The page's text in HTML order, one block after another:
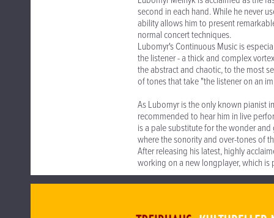
second in each hand. While he never
ability allows him to present
normal concert techniques.
Lubomyr's Continuous Music is
the listener - a thick and complex
the abstract and chaotic, to the most
of tones that take "the listener on an
As Lubomyr is the only known pianist
recommended to hear him in live
is a pale substitute for the wonder
where the sonority and over-tones of
After releasing his latest, highly
working on a new longplayer, which is